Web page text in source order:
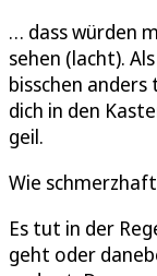
… dass würden
sehen (lacht).
bisschen anders
dich in den
geil.
Wie
Es tut in der
geht oder